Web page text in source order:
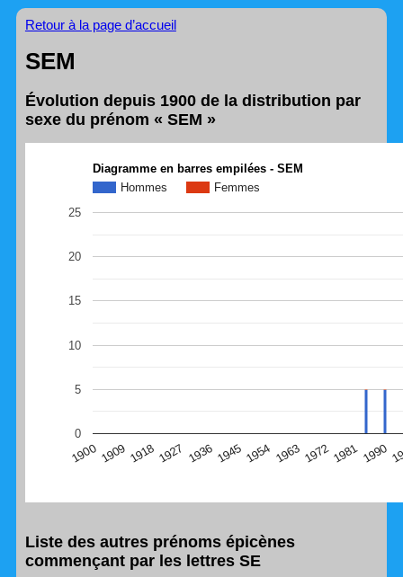
Retour à la page d’accueil
SEM
Évolution depuis 1900 de la distribution par
sexe du prénom « SEM »
Diagramme en barres empilées - SEM
Hommes
Femmes
1900 1909 1918 1927 1936 1945 1954 1963 19721981 1990
0
5
10
15
20
25
navigateur Safari en ce moment)
Liste des autres prénoms épicènes
commençant par les lettres SE